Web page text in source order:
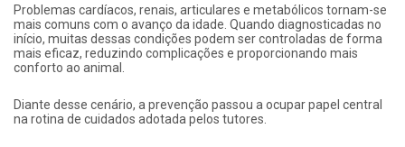
Problemas cardíacos, renais, articulares e metabólicos tornam-se
mais comuns com o avanço da idade. Quando diagnosticadas no
início, muitas dessas condições podem ser controladas de forma
mais eficaz, reduzindo complicações e proporcionando mais
conforto ao animal.
Diante desse cenário, a prevenção passou a ocupar papel central
na rotina de cuidados adotada pelos tutores.